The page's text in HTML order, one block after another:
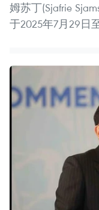
姆苏丁(Sjafrie
于2025年7月29日